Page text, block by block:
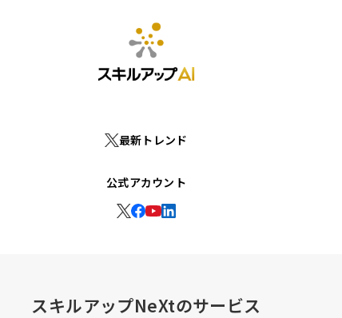
最新トレンド
公式アカウント
スキルアップNeXtのサービス